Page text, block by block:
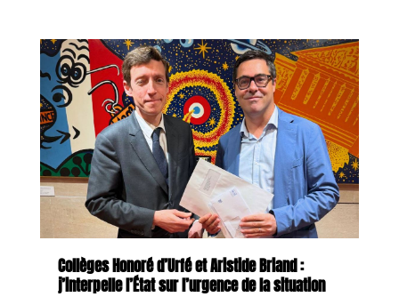
Collèges Honoré d’Urfé et Aristide Briand :
j’interpelle l’État sur l’urgence de la situation